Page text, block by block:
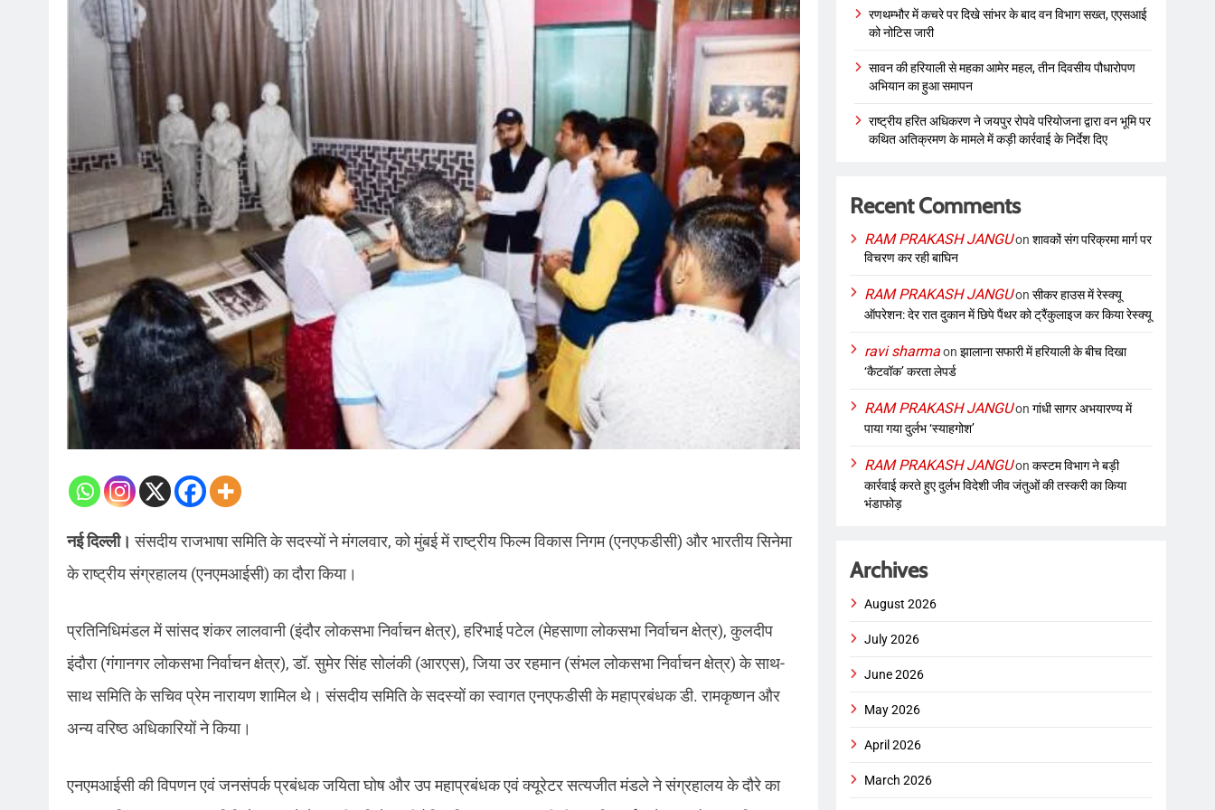
नई दिल्ली। संसदीय राजभाषा समिति के सदस्यों ने मंगलवार, को मुंबई में राष्ट्रीय फिल्म विकास निगम (एनएफडीसी) और भारतीय सिनेमा
के राष्ट्रीय संग्रहालय (एनएमआईसी) का दौरा किया।
प्रतिनिधिमंडल में सांसद शंकर लालवानी (इंदौर लोकसभा निर्वाचन क्षेत्र), हरिभाई पटेल (मेहसाणा लोकसभा निर्वाचन क्षेत्र), कुलदीप
इंदौरा (गंगानगर लोकसभा निर्वाचन क्षेत्र), डॉ. सुमेर सिंह सोलंकी (आरएस), जिया उर रहमान (संभल लोकसभा निर्वाचन क्षेत्र) के साथ-
साथ समिति के सचिव प्रेम नारायण शामिल थे। संसदीय समिति के सदस्यों का स्वागत एनएफडीसी के महाप्रबंधक डी. रामकृष्णन और
अन्य वरिष्ठ अधिकारियों ने किया।
एनएमआईसी की विपणन एवं जनसंपर्क प्रबंधक जयिता घोष और उप महाप्रबंधक एवं क्यूरेटर सत्यजीत मंडले ने संग्रहालय के दौरे का
रणथम्भौर में कचरे पर दिखे सांभर के बाद वन विभाग सख्त, एएसआई
को नोटिस जारी
सावन की हरियाली से महका आमेर महल, तीन दिवसीय पौधारोपण
अभियान का हुआ समापन
राष्ट्रीय हरित अधिकरण ने जयपुर रोपवे परियोजना द्वारा वन भूमि पर
कथित अतिक्रमण के मामले में कड़ी कार्रवाई के निर्देश दिए
Recent Comments
RAM PRAKASH JANGUonशावकों संग परिक्रमा मार्ग पर
विचरण कर रही बाघिन
RAM PRAKASH JANGUonसीकर हाउस में रेस्क्यू
ऑपरेशन: देर रात दुकान में छिपे पैंथर को ट्रैंकुलाइज कर किया रेस्क्यू
ravi sharmaonझालाना सफारी में हरियाली के बीच दिखा
‘कैटवॉक’ करता लेपर्ड
RAM PRAKASH JANGUonगांधी सागर अभयारण्य में
पाया गया दुर्लभ ‘स्याहगोश’
RAM PRAKASH JANGUonकस्टम विभाग ने बड़ी
कार्रवाई करते हुए दुर्लभ विदेशी जीव जंतुओं की तस्करी का किया
भंडाफोड़
Archives
August 2026
July 2026
June 2026
May 2026
April 2026
March 2026